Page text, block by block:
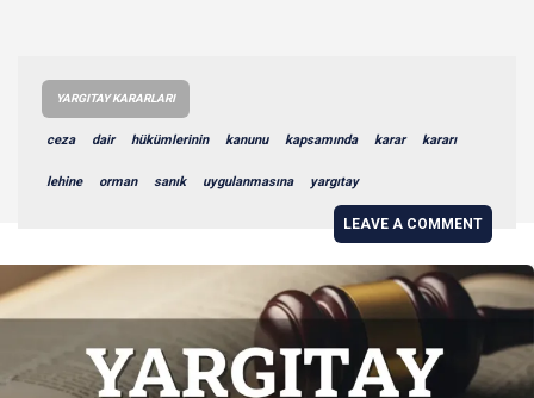
YARGITAY KARARLARI
ceza dair hükümlerinin kanunu kapsamında karar kararı
lehine orman sanık uygulanmasına yargıtay
LEAVE A COMMENT